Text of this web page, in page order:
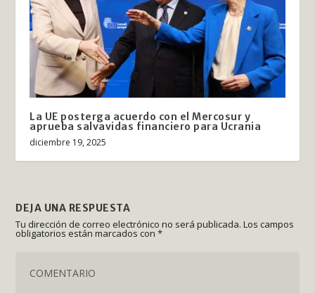
La UE posterga acuerdo con el Mercosur y
aprueba salvavidas financiero para Ucrania
diciembre 19, 2025
DEJA UNA RESPUESTA
Tu dirección de correo electrónico no será publicada. Los campos
obligatorios están marcados con*